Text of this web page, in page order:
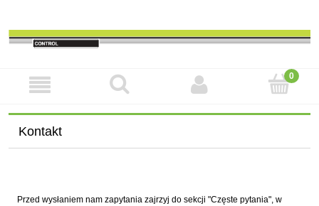
Kontakt
Przed wysłaniem nam zapytania zajrzyj do sekcji "Częste pytania", w